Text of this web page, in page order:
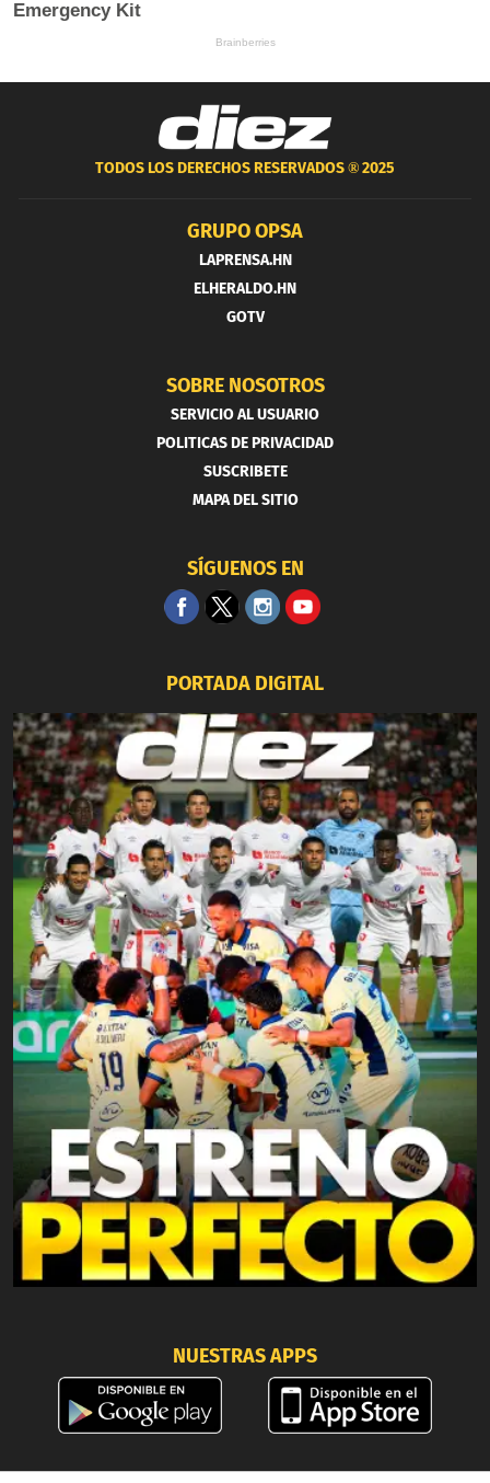
TODOS LOS DERECHOS RESERVADOS ®2025
GRUPO OPSA
LAPRENSA.HN
ELHERALDO.HN
GOTV
SOBRE NOSOTROS
SERVICIO AL USUARIO
POLITICAS DE PRIVACIDAD
SUSCRIBETE
MAPA DEL SITIO
SÍGUENOS EN
PORTADA DIGITAL
NUESTRAS APPS